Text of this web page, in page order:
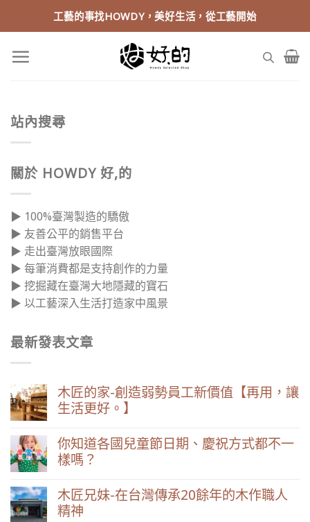
to
content
工藝的事找HOWDY，美好生活，從工藝開始
站內搜尋
關於 HOWDY 好,的
▶ 100%臺灣製造的驕傲
▶ 友善公平的銷售平台
▶ 走出臺灣放眼國際
▶ 每筆消費都是支持創作的力量
▶ 挖掘藏在臺灣大地隱藏的寶石
▶ 以工藝深入生活打造家中風景
最新發表文章
木匠的家-創造弱勢員工新價值【再用，讓
生活更好。】
你知道各國兒童節日期、慶祝方式都不一
樣嗎？
木匠兄妹-在台灣傳承20餘年的木作職人
精神